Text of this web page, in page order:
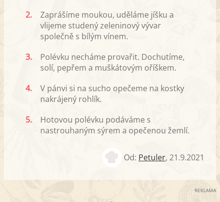
2.
Zaprášíme moukou, uděláme jíšku a
vlijeme studený zeleninový vývar
společně s bílým vínem.
3.
Polévku necháme provařit. Dochutíme,
solí, pepřem a muškátovým oříškem.
4.
V pánvi si na sucho opečeme na kostky
nakrájený rohlík.
5.
Hotovou polévku podáváme s
nastrouhaným sýrem a opečenou žemlí.
Od: Petuler, 21.9.2021
REKLAMA